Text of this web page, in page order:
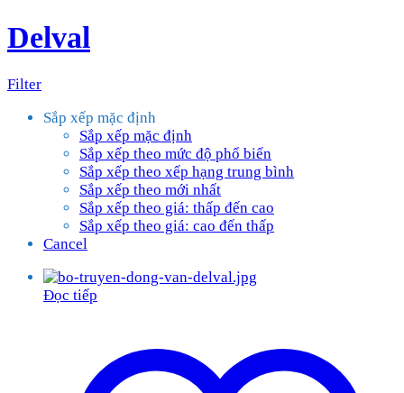
Delval
Filter
Sắp xếp mặc định
Sắp xếp mặc định
Sắp xếp theo mức độ phổ biến
Sắp xếp theo xếp hạng trung bình
Sắp xếp theo mới nhất
Sắp xếp theo giá: thấp đến cao
Sắp xếp theo giá: cao đến thấp
Cancel
Đọc tiếp